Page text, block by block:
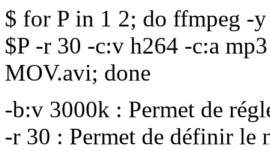
$ for P in 1 2; do ffmpeg -
$P -r 30 -c:v h264 -c:a
MOV.avi; done
-b:v 3000k : Permet de
-r 30 : Permet de définir le